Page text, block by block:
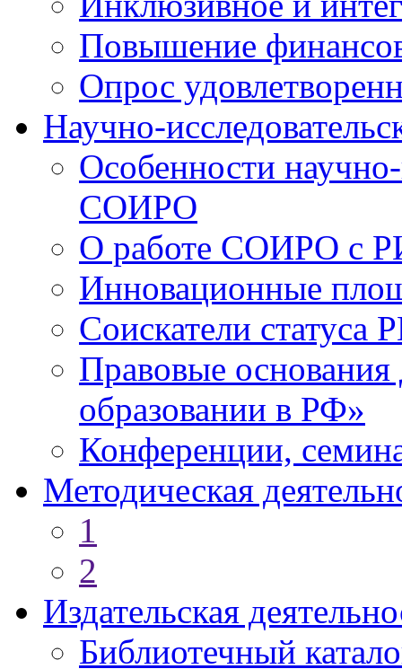
Повышение
Опрос
Научно-
Особенности
СОИРО
О работе СОИРО с
Инновационные
Соискатели статуса
Правовые
образовании в РФ»
Конференции,
Методическая
1
2
Издательская
Библиотечный